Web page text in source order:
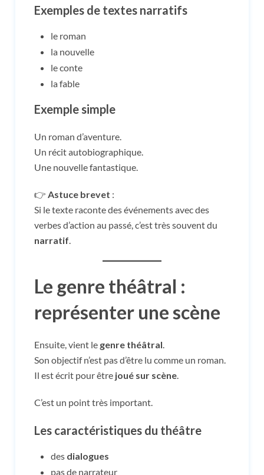
Exemples de textes narratifs
le roman
la nouvelle
le conte
la fable
Exemple simple
Un roman d’aventure.
Un récit autobiographique.
Une nouvelle fantastique.
👉 Astuce brevet :
Si le texte raconte des événements avec des
verbes d’action au passé, c’est très souvent du
narratif
Le genre théâtral :
représenter une scène
Ensuite, vient le genre théâtral
Son objectif n’est pas d’être lu comme un roman.
Il est écrit pour être joué sur scène
C’est un point très important.
Les caractéristiques du théâtre
des dialogues
pas de narrateur